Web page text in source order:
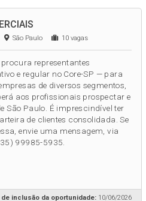
São Paulo 10 vagas
representantes
e regular no Core-SP — para
de diversos segmentos,
aos profissionais prospectar e
São Paulo. É imprescindível ter
de clientes consolidada. Se
envie uma mensagem, via
99985-5935.
de inclusão da oportunidade:10/06/2026